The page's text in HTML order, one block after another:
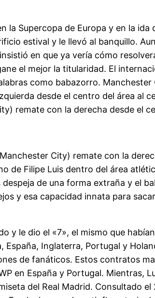
la Supercopa de Europa y en la
estival y le llevó al banquillo.
en que ya vería cómo
el mejor la titularidad. El
como babazorro.
desde el centro del área al
remate con la derecha desde el
City) remate con la
de Filipe Luis dentro del área
de una forma extraña y el
y esa capacidad innata para
y le dio el «7», el mismo que
Inglaterra, Portugal y
de fanáticos. Estos contratos
en España y Portugal. Mientras,
del Real Madrid. Consultado